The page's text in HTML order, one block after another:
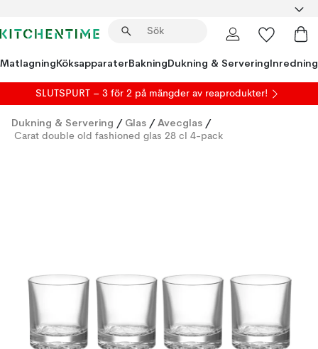
MatlagningKöksapparaterBakningDukning & ServeringInredning
SLUTSPURT – 3 för 2 på mängder av reaprodukter!
Dukning & Servering / Glas / Avecglas /
Carat double old fashioned glas 28 cl 4-pack